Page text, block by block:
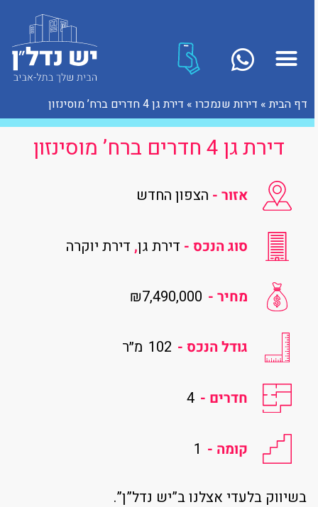
דף הבית» דירות שנמכרו» דירת גן 4 חדרים ברח’ מוסינזון
דירת גן 4 חדרים ברח’ מוסינזון
אזור - הצפון החדש
סוג הנכס - דירת גן, דירת יוקרה
מחיר - ₪7,490,000
גודל הנכס - 102 מ״ר
חדרים - 4
קומה - 1
בשיווק בלעדי אצלנו ב”יש נדל”ן”.